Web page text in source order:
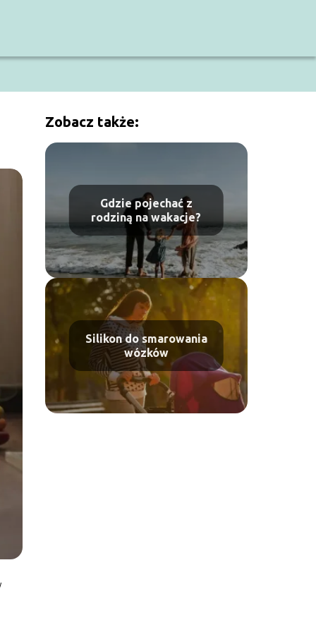
Zobacz także:
Gdzie pojechać z
rodziną na wakacje?
Silikon do smarowania
wózków